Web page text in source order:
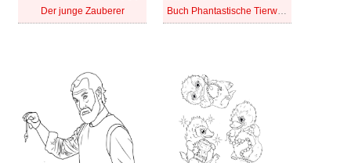
Der junge Zauberer Buch Phantastische Tierwesen